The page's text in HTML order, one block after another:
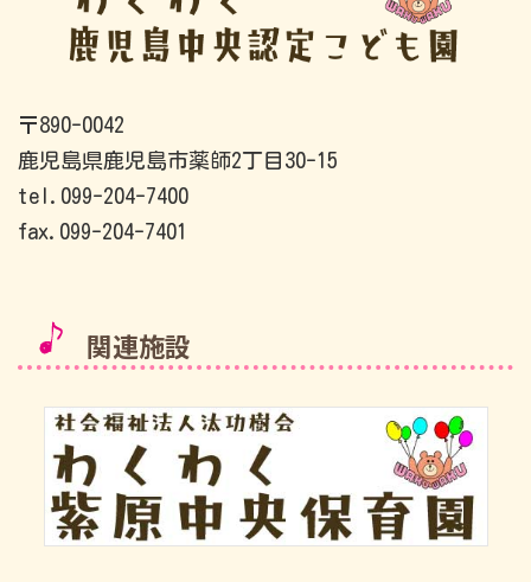
〒890-0042
鹿児島県鹿児島市薬師2丁目30-15
tel.099-204-7400
fax.099-204-7401
関連施設